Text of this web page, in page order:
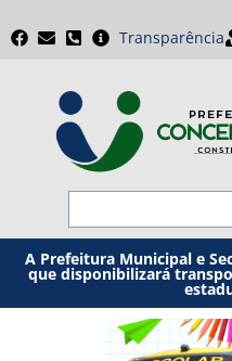
Transparência
A Prefeitura Municipal e
que disponibilizará